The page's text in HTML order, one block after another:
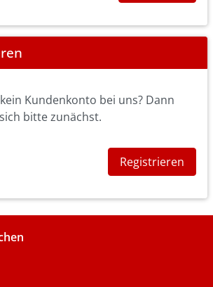
Kundenkonto bei uns? Dann
bitte zunächst.
Registrieren